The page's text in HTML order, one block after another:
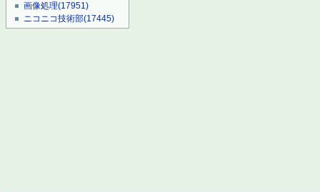
画像処理(17951)
ニコニコ技術部(17445)